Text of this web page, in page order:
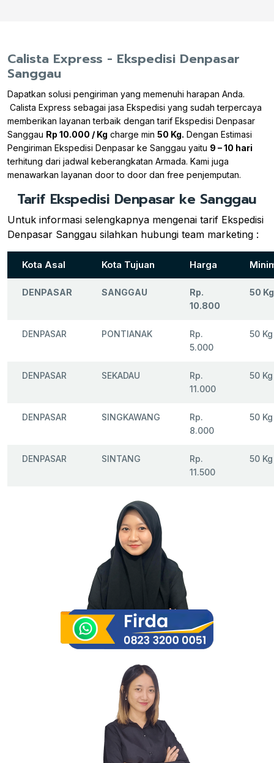
Calista Express - Ekspedisi Denpasar
Sanggau
Dapatkan solusi pengiriman yang memenuhi harapan Anda.
Calista Express sebagai jasa Ekspedisi yang sudah terpercaya
memberikan layanan terbaik dengan tarif Ekspedisi Denpasar
Sanggau Rp 10.000 / Kg charge min 50 Kg. Dengan Estimasi
Pengiriman Ekspedisi Denpasar ke Sanggau yaitu 9 – 10 hari
terhitung dari jadwal keberangkatan Armada. Kami juga
menawarkan layanan door to door dan free penjemputan.
Tarif Ekspedisi Denpasar ke Sanggau
Untuk informasi selengkapnya mengenai tarif Ekspedisi
Denpasar Sanggau silahkan hubungi team marketing :
Kota Asal Kota Tujuan Harga
DENPASAR SANGGAU
Rp.
10.800
50 Kg
DENPASAR PONTIANAK
Rp.
5.000
50 Kg
DENPASAR SEKADAU
Rp.
11.000
50 Kg
DENPASAR SINGKAWANG
Rp.
8.000
50 Kg
DENPASAR SINTANG
Rp.
11.500
50 Kg